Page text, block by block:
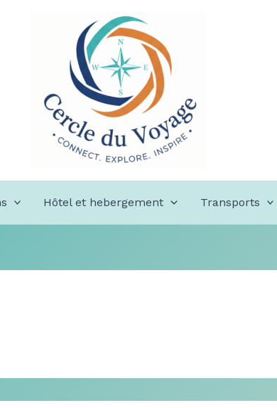
Hôtel et hebergement Transports